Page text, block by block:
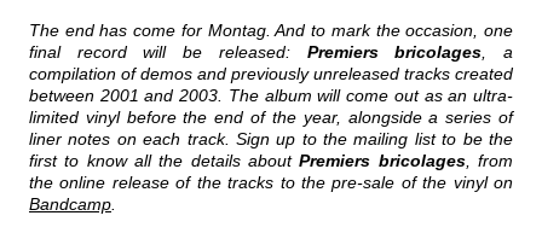
The end has come for Montag. And to mark the occasion, one
final record will be released: Premiers bricolages , a
compilation of demos and previously unreleased tracks created
between 2001 and 2003. The album will come out as an ultra-
limited vinyl before the end of the year, alongside a series of
liner notes on each track. Sign up to the mailing list to be the
first to know all the details aboutPremiers bricolages, from
the online release of the tracks to the pre-sale of the vinyl on
Bandcamp